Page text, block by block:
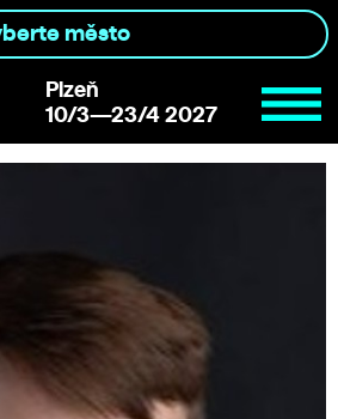
Plzeň
10/3—23/4 2027